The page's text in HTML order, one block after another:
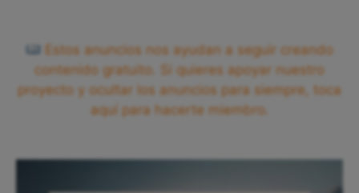
Estos anuncios nos ayudan a seguir creando
contenido gratuito. Si quieres apoyar nuestro
proyecto y ocultar los anuncios para siempre, toca
aquí para hacerte miembro.